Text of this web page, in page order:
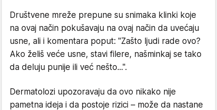
Društvene mreže prepune su snimaka klinki koje
na ovaj način pokušavaju na ovaj način da uvećaju
usne, ali i komentara poput: "Zašto ljudi rade ovo?
Ako želiš veće usne, stavi filere, našminkaj se tako
da deluju punije ili već nešto...".
Dermatolozi upozoravaju da ovo nikako nije
pametna ideja i da postoje rizici – može da nastane